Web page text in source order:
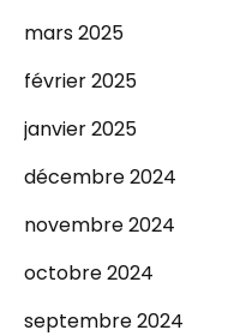
mars 2025
février 2025
janvier 2025
décembre 2024
novembre 2024
octobre 2024
septembre 2024